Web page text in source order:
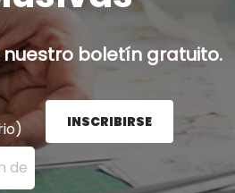
boletín gratuito.
correo electrónico aquí y
INSCRIBIRSE